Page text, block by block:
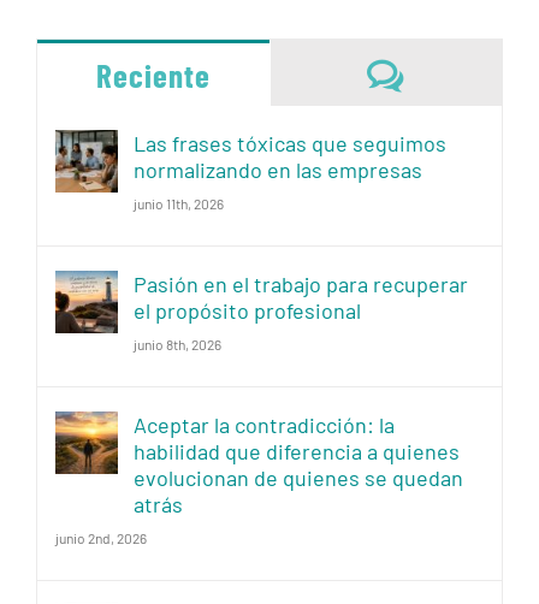
Reciente
Las frases tóxicas que seguimos
normalizando en las empresas
junio 11th, 2026
Pasión en el trabajo para recuperar
el propósito profesional
junio 8th, 2026
Aceptar la contradicción: la
habilidad que diferencia a quienes
evolucionan de quienes se quedan
atrás
junio 2nd, 2026